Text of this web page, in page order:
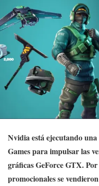
Nvidia está ejecutando
Games para impulsar las
gráficas GeForce GTX.
promocionales se